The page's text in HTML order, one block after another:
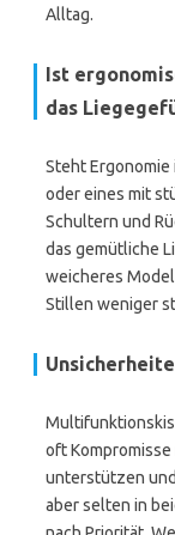
Alltag.
Ist
das
Steht
oder eines mit
Schultern und
das gemütliche
weicheres
Stillen weniger
oft
unterstützen
aber selten in